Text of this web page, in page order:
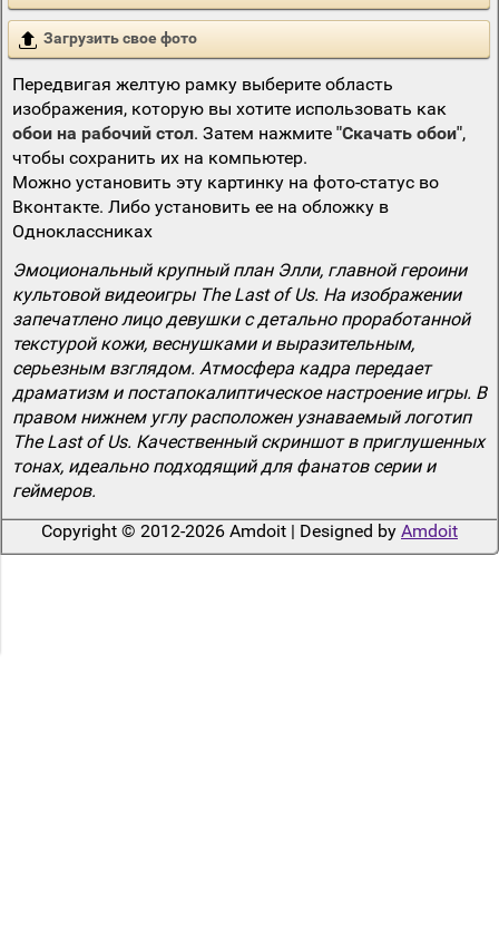
Загрузить свое фото
Передвигая желтую рамку выберите область
изображения, которую вы хотите использовать как
обои на рабочий стол. Затем нажмите "Скачать обои",
чтобы сохранить их на компьютер.
Можно установить эту картинку на фото-статус во
Вконтакте. Либо установить ее на обложку в
Одноклассниках
Эмоциональный крупный план Элли, главной героини
культовой видеоигры The Last of Us. На изображении
запечатлено лицо девушки с детально проработанной
текстурой кожи, веснушками и выразительным,
серьезным взглядом. Атмосфера кадра передает
драматизм и постапокалиптическое настроение игры. В
правом нижнем углу расположен узнаваемый логотип
The Last of Us. Качественный скриншот в приглушенных
тонах, идеально подходящий для фанатов серии и
геймеров.
Copyright © 2012-2026 Amdoit | Designed by Amdoit